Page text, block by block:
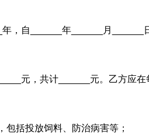
，自______年______月______
元，共计______元。乙方应
包括投放饲料、防治病害等；